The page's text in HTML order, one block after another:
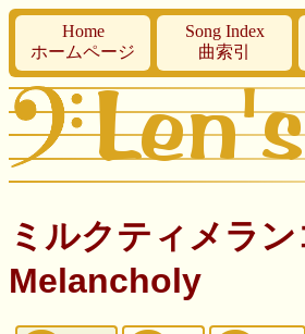
Home
ホームページ
Song Index
曲索引
ミルクティメラ
Melancholy